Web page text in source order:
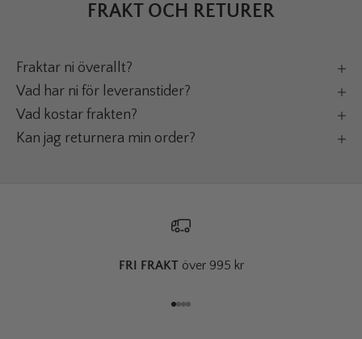
FRAKT OCH RETURER
Fraktar ni överallt?
Vad har ni för leveranstider?
Vad kostar frakten?
Kan jag returnera min order?
FRI FRAKTöver 995 kr
Gå till 1
Gå till 2
Gå till 3
Gå till 4